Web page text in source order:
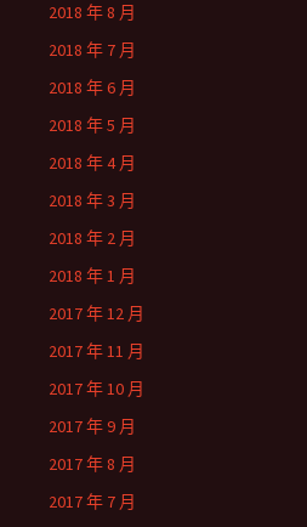
2018 年 8 月
2018 年 7 月
2018 年 6 月
2018 年 5 月
2018 年 4 月
2018 年 3 月
2018 年 2 月
2018 年 1 月
2017 年 12 月
2017 年 11 月
2017 年 10 月
2017 年 9 月
2017 年 8 月
2017 年 7 月